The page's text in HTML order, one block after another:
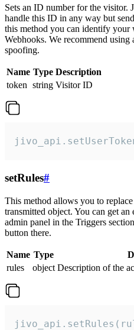
Sets an ID number for the visitor.
handle this ID in any way but
this method you can identify your
Webhooks. We recommend
spoofing.
Name Type Description
token string Visitor ID
setRules#
This method allows you to
transmitted object. You can get
admin panel in the Triggers
button there.
Name Type
rules
object Description of the